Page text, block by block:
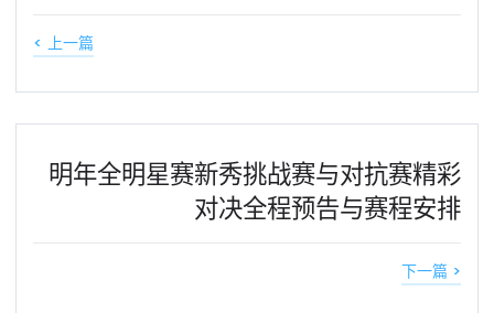
< 上一篇
明年全明星赛新秀挑战赛与对抗赛精彩
对决全程预告与赛程安排
下一篇 >